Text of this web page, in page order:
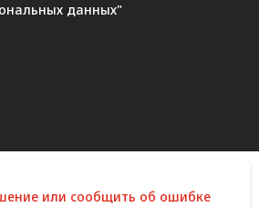
данных"
или сообщить об ошибке